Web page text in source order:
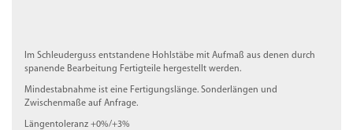
Im Schleuderguss entstandene Hohlstäbe mit Aufmaß aus denen durch
spanende Bearbeitung Fertigteile hergestellt werden.
Mindestabnahme ist eine Fertigungslänge. Sonderlängen und
Zwischenmaße auf Anfrage.
Längentoleranz +0%/+3%